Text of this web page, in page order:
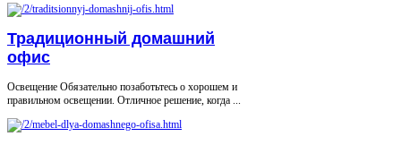
Традиционный домашний
офис
Освещение Обязательно позаботьтесь о хорошем и
правильном освещении. Отличное решение, когда ...